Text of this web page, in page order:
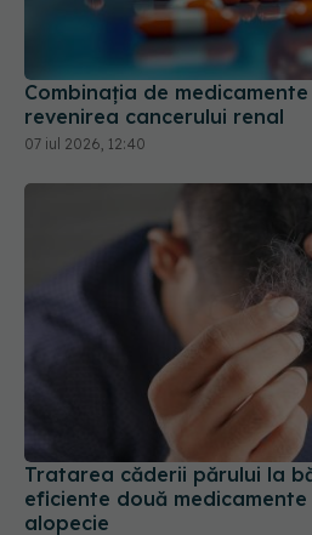
Combinația de
revenirea cancerului renal
Tratarea căderii părului la
eficiente două
07 mai 2026, 11:55